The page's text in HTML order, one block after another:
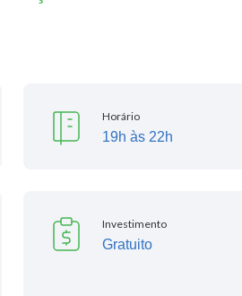
Horário
19h às 22h
Investimento
Gratuito